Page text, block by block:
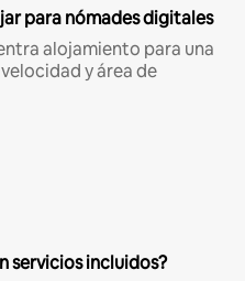
para nómades digitales
alojamiento para una
y área de
servicios incluidos?